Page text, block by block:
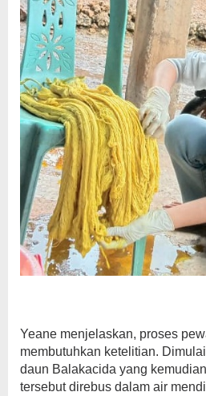
Yeane menjelaskan, proses
membutuhkan ketelitian.
daun Balakacida yang
tersebut direbus dalam air